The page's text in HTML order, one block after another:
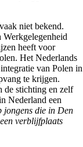
niet bekend.
heeft voor
Het Nederlands
van Polen in
te krijgen.
de stichting en zelf
Nederland een
jongens die in Den
verblijfplaats